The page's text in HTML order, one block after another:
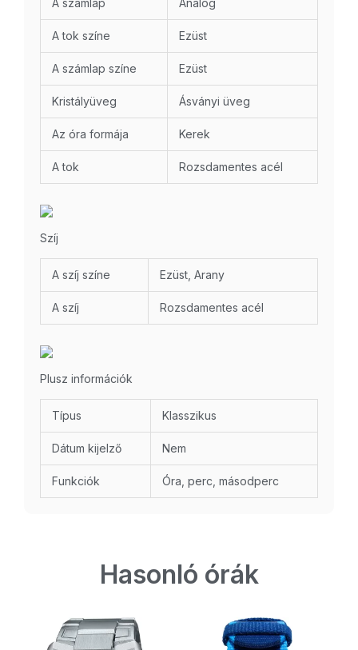
A számlap Analóg
A tok színe Ezüst
A számlap színe Ezüst
Kristályüveg Ásványi üveg
Az óra formája Kerek
A tok Rozsdamentes acél
Szíj
A szíj színe Ezüst, Arany
A szíj Rozsdamentes acél
Plusz információk
Típus Klasszikus
Dátum kijelző Nem
Funkciók Óra, perc, másodperc
Hasonló órák